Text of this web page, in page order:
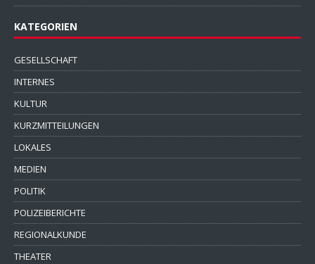
KATEGORIEN
GESELLSCHAFT
INTERNES
KULTUR
KURZMITTEILUNGEN
LOKALES
MEDIEN
POLITIK
POLIZEIBERICHTE
REGIONALKUNDE
THEATER